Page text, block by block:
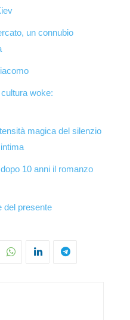
un connubio
woke:
magica del silenzio
10 anni il romanzo
del presente